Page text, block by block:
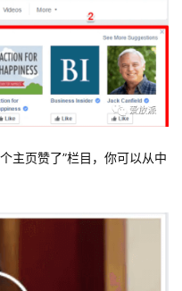
主页赞了”栏目，你可以从中